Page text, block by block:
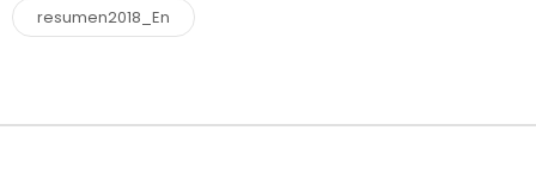
resumen2018_En